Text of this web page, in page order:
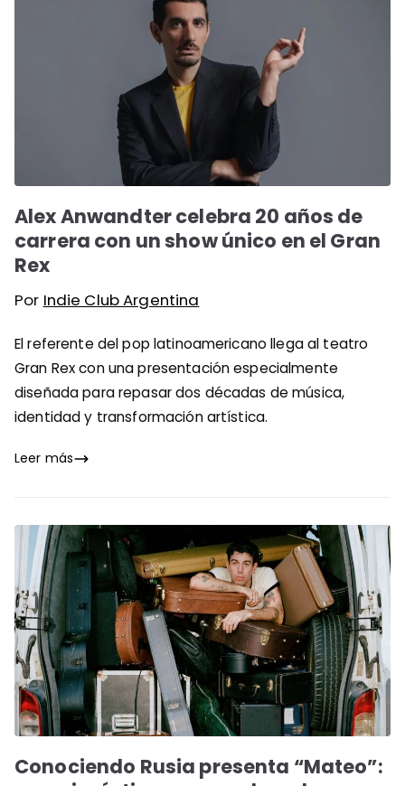
Alex Anwandter celebra 20 años de
carrera con un show único en el Gran
Rex
Por Indie Club Argentina
El referente del pop latinoamericano llega al teatro
Gran Rex con una presentación especialmente
diseñada para repasar dos décadas de música,
identidad y transformación artística.
Leer más
Conociendo Rusia presenta “Mateo”: